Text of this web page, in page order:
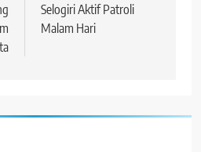
Selogiri Aktif Patroli
Malam Hari